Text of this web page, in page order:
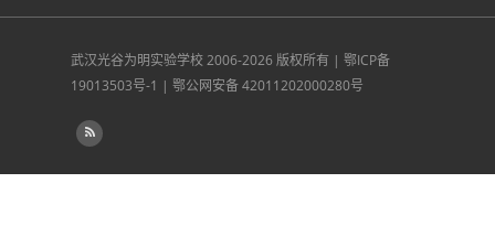
武汉光谷为明实验学校2006-2026 版权所有 | 鄂ICP备
19013503号-1 | 鄂公网安备 42011202000280号